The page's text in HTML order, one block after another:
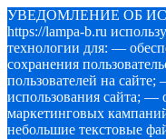
УВЕДОМЛЕНИЕ ОБ
https://lampa-b.ru
технологии для: —
сохранения
пользователей на
использования сайта; —
маркетинговых
небольшие текстовые